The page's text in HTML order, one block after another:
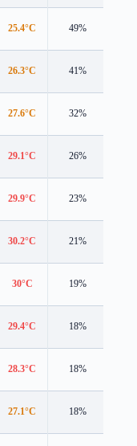
25.4°C 49%
26.3°C 41%
27.6°C 32%
29.1°C 26%
29.9°C 23%
30.2°C 21%
30°C 19%
29.4°C 18%
28.3°C 18%
27.1°C 18%